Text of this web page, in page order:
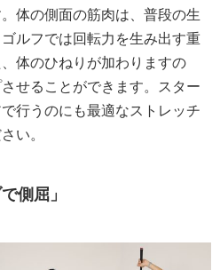
体の側面の筋肉は、普段の生
ルフでは回転力を生み出す重
体のひねりが加わりますの
せることができます。スター
行うのにも最適なストレッチ
い。
側屈」